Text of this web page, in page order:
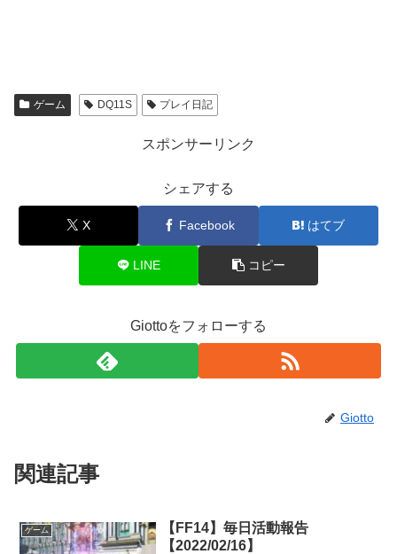
ゲーム DQ11S プレイ日記
スポンサーリンク
シェアする
X Facebook はてブ
LINE コピー
Giottoをフォローする
Giotto
関連記事
ゲーム
【FF14】毎日活動報告
【2022/02/16】